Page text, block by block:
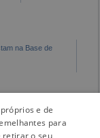
na Base de
e de
para
retirar o seu